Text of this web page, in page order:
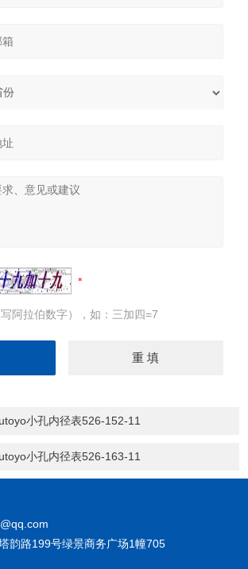
阿拉伯数字），如：三加四=7
小孔内径表526-152-11
小孔内径表526-163-11
韵路199号绿景商务广场1幢705